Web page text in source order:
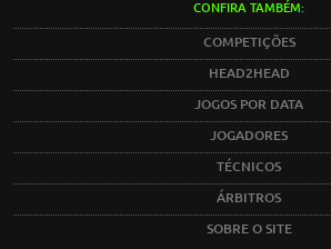
CONFIRA TAMBÉM:
COMPETIÇÕES
HEAD2HEAD
JOGOS POR DATA
JOGADORES
TÉCNICOS
ÁRBITROS
SOBRE O SITE